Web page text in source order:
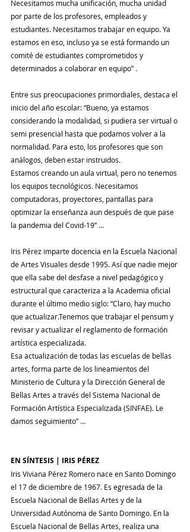
Necesitamos mucha unificación, mucha unidad
por parte de los profesores, empleados y
estudiantes. Necesitamos trabajar en equipo. Ya
estamos en eso, incluso ya se está formando un
comité de estudiantes comprometidos y
determinados a colaborar en equipo” .
Entre sus preocupaciones primordiales, destaca el
inicio del año escolar: “Bueno, ya estamos
considerando la modalidad, si pudiera ser virtual o
semi presencial hasta que podamos volver a la
normalidad. Para esto, los profesores que son
análogos, deben estar instruidos.
Estamos creando un aula virtual, pero no tenemos
los equipos tecnológicos. Necesitamos
computadoras, proyectores, pantallas para
optimizar la enseñanza aun después de que pase
la pandemia del Covid-19” …
Iris Pérez imparte docencia en la Escuela Nacional
de Artes Visuales desde 1995. Así que nadie mejor
que ella sabe del desfase a nivel pedagógico y
estructural que caracteriza a la Academia oficial
durante el último medio siglo: “Claro, hay mucho
que actualizar.Tenemos que trabajar el pensum y
revisar y actualizar el reglamento de formación
artística especializada.
Esa actualización de todas las escuelas de bellas
artes, forma parte de los lineamientos del
Ministerio de Cultura y la Dirección General de
Bellas Artes a través del Sistema Nacional de
Formación Artística Especializada (SINFAE). Le
damos seguimiento” …
EN SÍNTESIS | IRIS PÉREZ
Iris Viviana Pérez Romero nace en Santo Domingo
el 17 de diciembre de 1967. Es egresada de la
Escuela Nacional de Bellas Artes y de la
Universidad Autónoma de Santo Domingo. En la
Escuela Nacional de Bellas Artes, realiza una